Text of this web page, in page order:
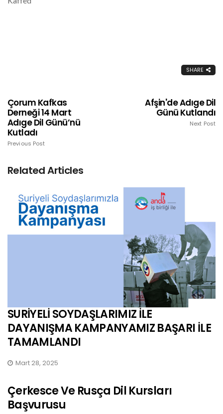
SHARE
Çorum Kafkas
Derneği 14 Mart
Adıge Dil Günü’nü
Kutladı
Previous Post
Afşin'de Adıge Dil
Günü Kutlandı
Next Post
Related Articles
SURİYELİ SOYDAŞLARIMIZ İLE
DAYANIŞMA KAMPANYAMIZ BAŞARI İLE
TAMAMLANDI
Mart 28, 2025
Çerkesce Ve Rusça Dil Kursları
Başvurusu